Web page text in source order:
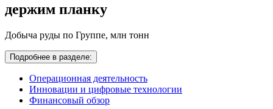
держим планку
Добыча руды по Группе, млн тонн
Подробнее в разделе:
Операционная деятельность
Инновации и цифровые технологии
Финансовый обзор